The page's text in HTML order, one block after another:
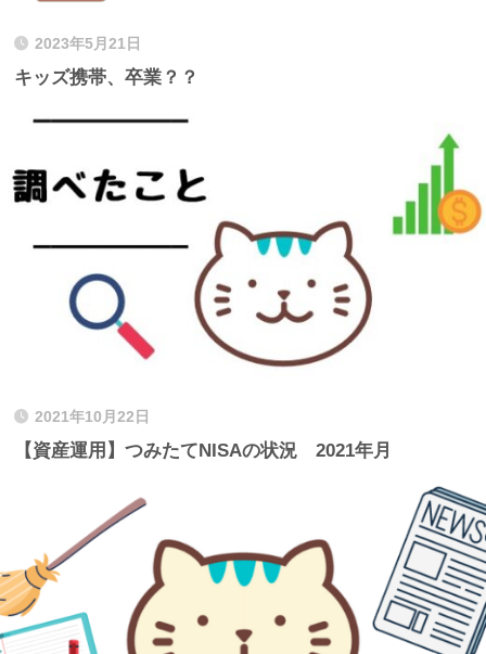
2023年5月21日
キッズ携帯、卒業？？
2021年10月22日
【資産運用】つみたてNISAの状況 2021年月